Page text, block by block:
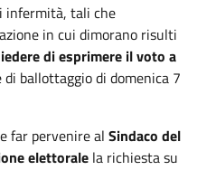
infermità, tali che
in cui dimorano risulti
di esprimere il voto a
ballottaggio di domenica 7
far pervenire al Sindaco del
elettorale la richiesta su